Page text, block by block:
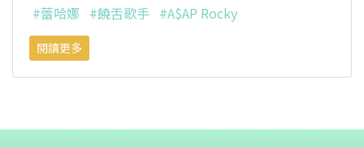
#蕾哈娜 #饒舌歌手 #A$AP Rocky
閱讀更多